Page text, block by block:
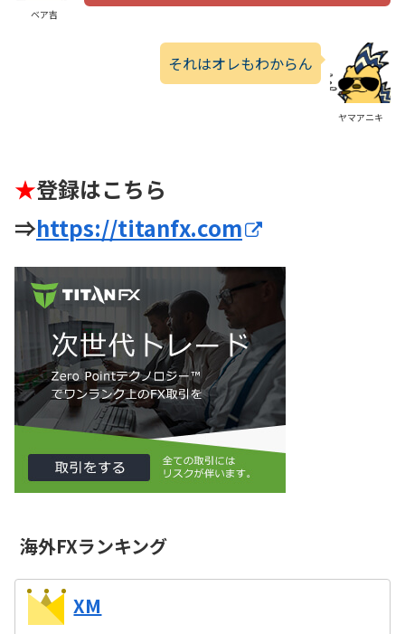
ベア吉
ヤマアニキ
それはオレもわからん
★登録はこちら
⇒https://titanfx.com
海外FXランキング
XM